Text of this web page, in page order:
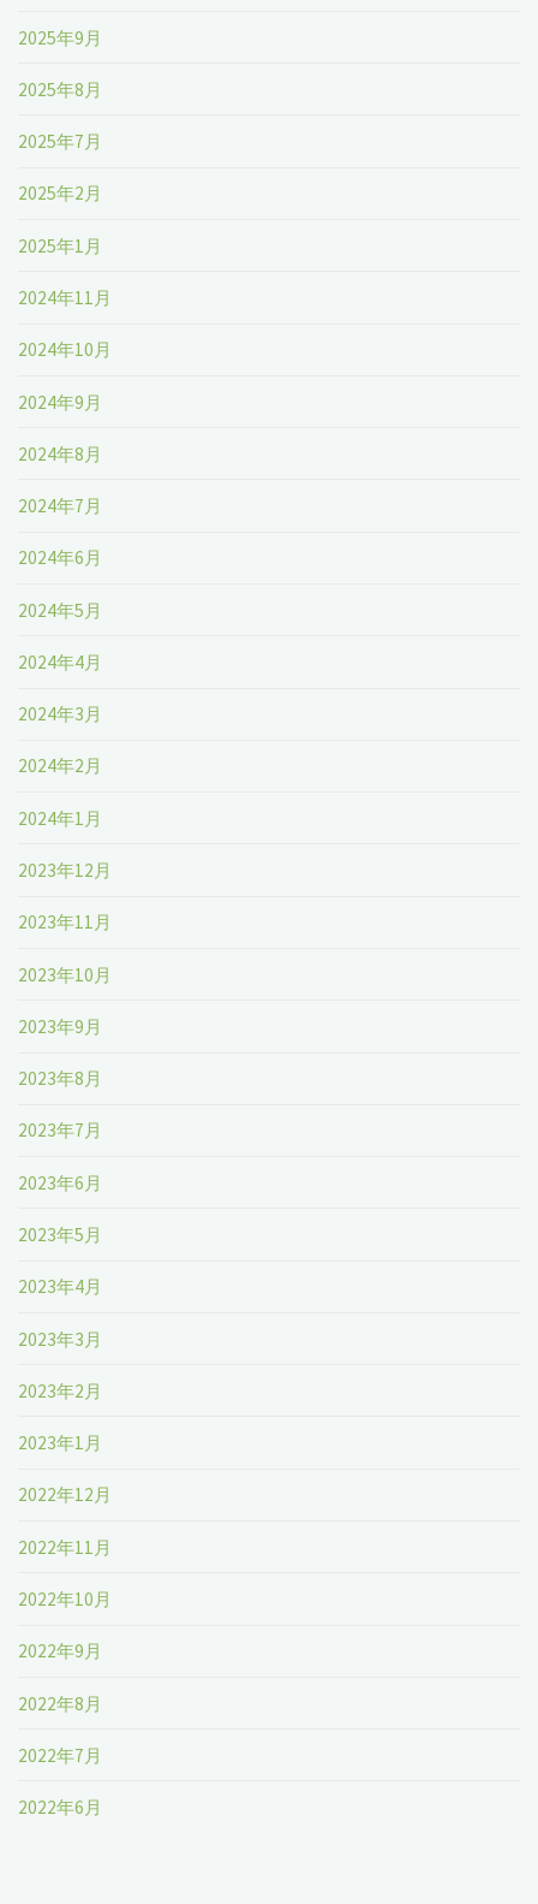
2025年9月
2025年8月
2025年7月
2025年2月
2025年1月
2024年11月
2024年10月
2024年9月
2024年8月
2024年7月
2024年6月
2024年5月
2024年4月
2024年3月
2024年2月
2024年1月
2023年12月
2023年11月
2023年10月
2023年9月
2023年8月
2023年7月
2023年6月
2023年5月
2023年4月
2023年3月
2023年2月
2023年1月
2022年12月
2022年11月
2022年10月
2022年9月
2022年8月
2022年7月
2022年6月